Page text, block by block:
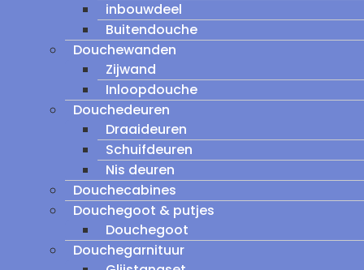
inbouwdeel
Buitendouche
Douchewanden
Zijwand
Inloopdouche
Douchedeuren
Draaideuren
Schuifdeuren
Nis deuren
Douchecabines
Douchegoot & putjes
Douchegoot
Douchegarnituur